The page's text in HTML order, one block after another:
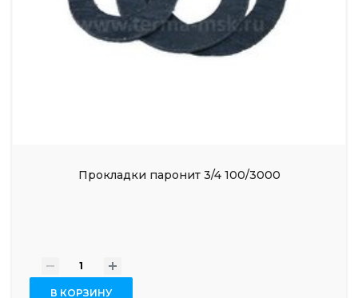
Прокладки паронит 3/4 100/3000
- +
В КОРЗИНУ